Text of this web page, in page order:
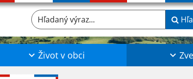
Hľadaný výraz...
Život v obci